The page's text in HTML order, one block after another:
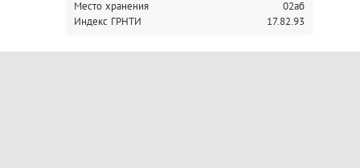
Место хранения
02аб
Индекс ГРНТИ
17.82.93